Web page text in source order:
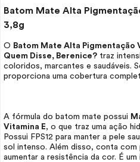
Batom Mate Alta
3,8g
O Batom Mate Alta Pigmentação
Quem Disse, Berenice? traz
coloridos, marcantes e saudáveis.
proporciona uma cobertura
A fórmula do batom mate possui
Vitamina E, o que traz uma ação
Possui FPS12 para manter a pele
sol intenso. Além disso, conta
aumentar a resistência da cor. É